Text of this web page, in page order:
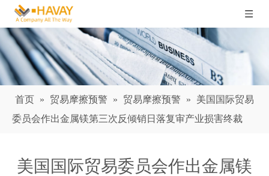
首页 » 贸易摩擦预警 » 贸易摩擦预警 »
美国国际贸易
委员会作出金属镁第三次反倾销日落复审产业损害终裁
美国国际贸易委员会作出金属镁